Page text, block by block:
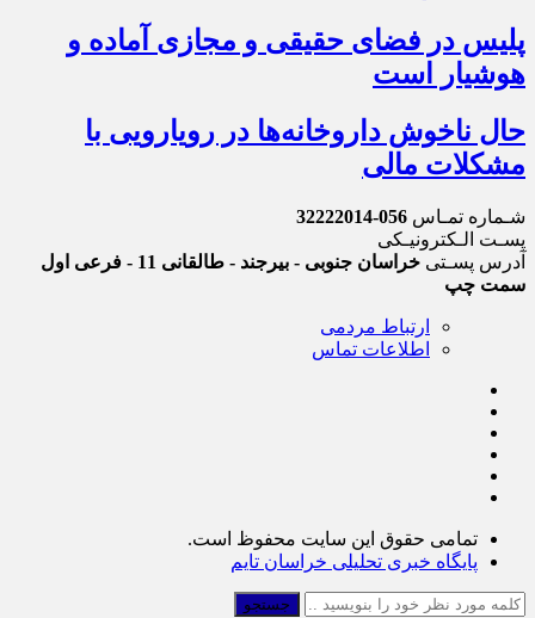
پلیس در فضای حقیقی و مجازی آماده و
هوشیار است
حال ناخوش داروخانه‌ها در رویارویی با
مشکلات مالی
شـماره تمـاس 056-32222014
پسـت الـکترونیـکی
آدرس پسـتی
خراسان جنوبی - بیرجند - طالقانی 11 - فرعی اول
سمت چپ
ارتباط مردمی
اطلاعات تماس
تمامی حقوق این سایت محفوظ است.
پایگاه خبری تحلیلی خراسان تایم
جستجو